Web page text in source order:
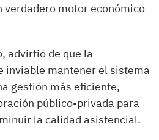
verdadero motor económico
advirtió de que la
inviable mantener el sistema
gestión más eficiente,
público-privada para
la calidad asistencial.